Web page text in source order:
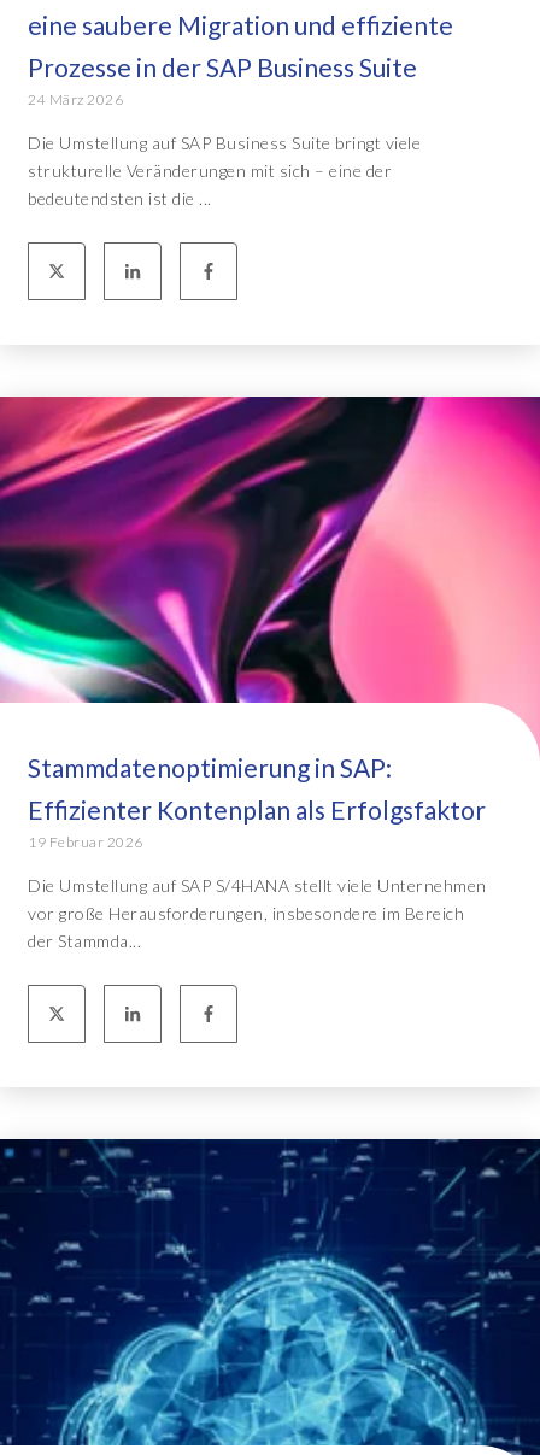
eine saubere Migration und effiziente
Prozesse in der SAP Business Suite
24 März 2026
Die Umstellung auf SAP Business Suite bringt viele
strukturelle Veränderungen mit sich – eine der
bedeutendsten ist die ...
Stammdatenoptimierung in SAP:
Effizienter Kontenplan als Erfolgsfaktor
19 Februar 2026
Die Umstellung auf SAP S/4HANA stellt viele Unternehmen
vor große Herausforderungen, insbesondere im Bereich
der Stammda...